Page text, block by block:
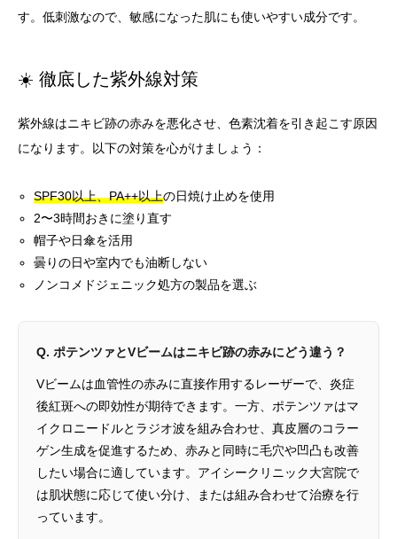
す。低刺激なので、敏感になった肌にも使いやすい成分です。
☀️ 徹底した紫外線対策
紫外線はニキビ跡の赤みを悪化させ、色素沈着を引き起こす原因
になります。以下の対策を心がけましょう：
SPF30以上、PA++以上の日焼け止めを使用
2〜3時間おきに塗り直す
帽子や日傘を活用
曇りの日や室内でも油断しない
ノンコメドジェニック処方の製品を選ぶ
Q. ポテンツァとVビームはニキビ跡の赤みにどう違う？
Vビームは血管性の赤みに直接作用するレーザーで、炎症
後紅斑への即効性が期待できます。一方、ポテンツァはマ
イクロニードルとラジオ波を組み合わせ、真皮層のコラー
ゲン生成を促進するため、赤みと同時に毛穴や凹凸も改善
したい場合に適しています。アイシークリニック大宮院で
は肌状態に応じて使い分け、または組み合わせて治療を行
っています。